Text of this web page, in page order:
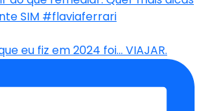
eu fiz em 2024 foi… VIAJAR.